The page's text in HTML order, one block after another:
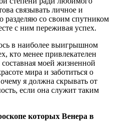
связывать личное и
разделяю со своим спутником
с ним переживая успех.
в наиболее выигрышном
кто менее привлекателен
моей жизненной
мира и заботиться о
я должна скрывать от
если она служит таким
которых Венера в